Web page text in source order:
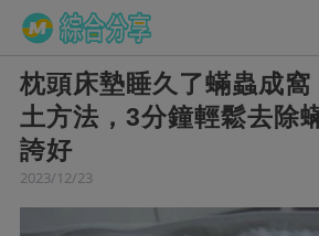
枕頭床墊睡久了蟎蟲成
土方法，3分鐘輕鬆去除
誇好
2023/12/23